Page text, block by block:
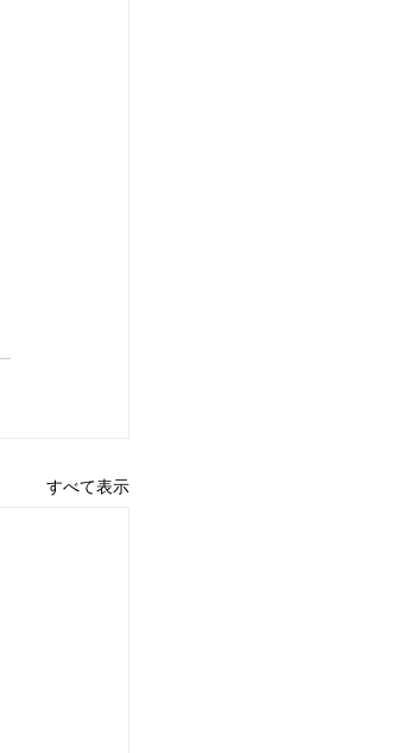
すべて表示